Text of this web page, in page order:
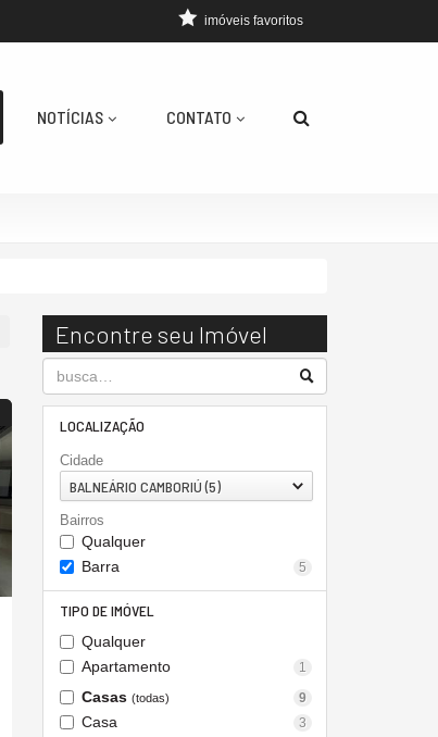
imóveis favoritos
NOTÍCIAS CONTATO
Encontre seu Imóvel
LOCALIZAÇÃO
Cidade
BALNEÁRIO CAMBORIÚ (5)
Bairros
Qualquer
Barra
5
TIPO DE IMÓVEL
Qualquer
Apartamento
1
Casas (todas) 9
Casa 3